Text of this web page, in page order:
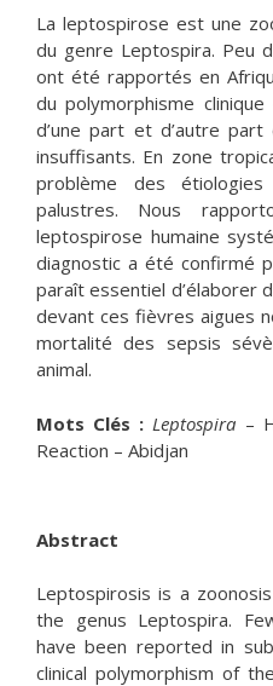
La leptospirose est une
du genre Leptospira. Peu
ont été rapportés en
du polymorphisme
d’une part et d’autre
insuffisants. En zone
problème des
palustres. Nous
leptospirose humaine
diagnostic a été confirmé
paraît essentiel d’élaborer
devant ces fièvres aigues
mortalité des sepsis
animal.
Mots Clés : Leptospira –
Reaction – Abidjan
Abstract
Leptospirosis is a
the genus Leptospira.
have been reported in
clinical polymorphism of